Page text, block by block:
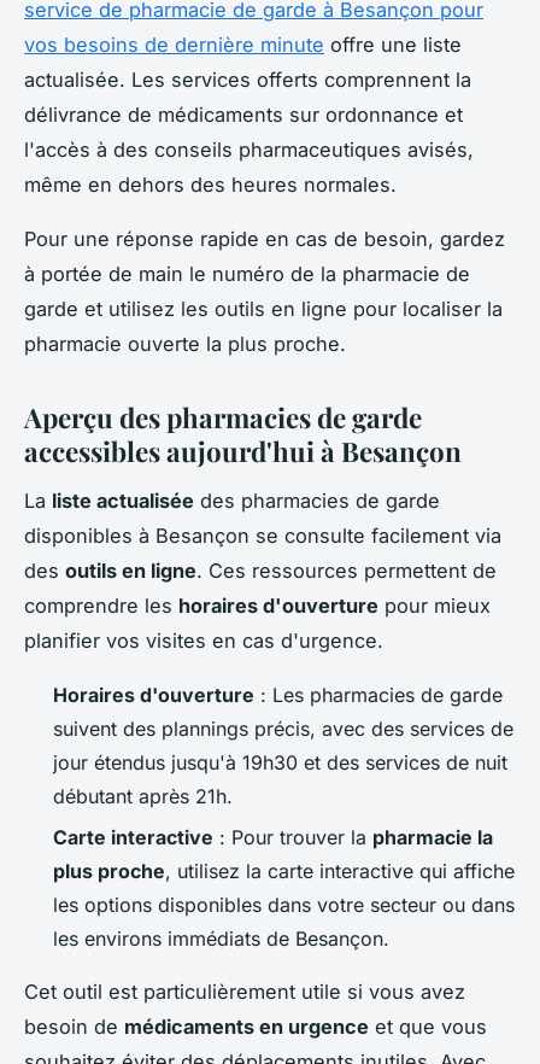
service de pharmacie de garde à Besançon pour
vos besoins de dernière minute offre une liste
actualisée. Les services offerts comprennent la
délivrance de médicaments sur ordonnance et
l'accès à des conseils pharmaceutiques avisés,
même en dehors des heures normales.
Pour une réponse rapide en cas de besoin, gardez
à portée de main le numéro de la pharmacie de
garde et utilisez les outils en ligne pour localiser la
pharmacie ouverte la plus proche.
Aperçu des pharmacies de garde
accessibles aujourd'hui à Besançon
La liste actualisée des pharmacies de garde
disponibles à Besançon se consulte facilement via
des outils en ligne. Ces ressources permettent de
comprendre les horaires d'ouverture pour mieux
planifier vos visites en cas d'urgence.
Horaires d'ouverture : Les pharmacies de garde
suivent des plannings précis, avec des services de
jour étendus jusqu'à 19h30 et des services de nuit
débutant après 21h.
Carte interactive : Pour trouver la pharmacie la
plus proche, utilisez la carte interactive qui affiche
les options disponibles dans votre secteur ou dans
les environs immédiats de Besançon.
Cet outil est particulièrement utile si vous avez
besoin de médicaments en urgence et que vous